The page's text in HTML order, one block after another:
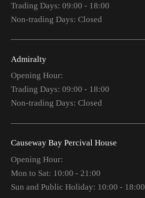
Trading Days: 09:00 - 18:00
Non-trading Days: Closed
Admiralty
Opening Hour:
Trading Days: 09:00 - 18:00
Non-trading Days: Closed
Causeway Bay Percival House
Opening Hour:
Mon to Sat: 10:00 - 21:00
Sun and Public Holiday: 10:00 - 18:00